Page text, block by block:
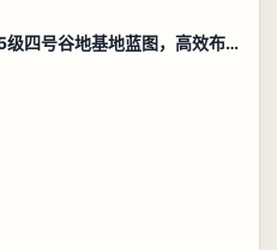
明日方舟终末地25级四号谷地基地蓝图，高效布局规划